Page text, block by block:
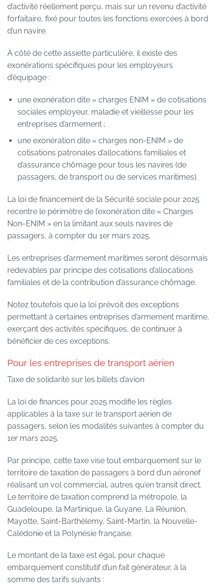
d’activité réellement perçu, mais sur un revenu d’activité
forfaitaire, fixé pour toutes les fonctions exercées à bord
d’un navire.
À côté de cette assiette particulière, il existe des
exonérations spécifiques pour les employeurs
d’équipage :
une exonération dite « charges ENIM » de cotisations
sociales employeur, maladie et vieillesse pour les
entreprises d’armement ;
une exonération dite « charges non-ENIM » de
cotisations patronales d’allocations familiales et
d’assurance chômage pour tous les navires (de
passagers, de transport ou de services maritimes).
La loi de financement de la Sécurité sociale pour 2025
recentre le périmètre de l’exonération dite « Charges
Non-ENIM » en la limitant aux seuls navires de
passagers, à compter du 1er mars 2025.
Les entreprises d’armement maritimes seront désormais
redevables par principe des cotisations d’allocations
familiales et de la contribution d’assurance chômage.
Notez toutefois que la loi prévoit des exceptions
permettant à certaines entreprises d’armement maritime,
exerçant des activités spécifiques, de continuer à
bénéficier de ces exceptions.
Pour les entreprises de transport aérien
Taxe de solidarité sur les billets d’avion
La loi de finances pour 2025 modifie les règles
applicables à la taxe sur le transport aérien de
passagers, selon les modalités suivantes à compter du
1er mars 2025.
Par principe, cette taxe vise tout embarquement sur le
territoire de taxation de passagers à bord d’un aéronef
réalisant un vol commercial, autres qu’en transit direct.
Le territoire de taxation comprend la métropole, la
Guadeloupe, la Martinique, la Guyane, La Réunion,
Mayotte, Saint-Barthélemy, Saint-Martin, la Nouvelle-
Calédonie et la Polynésie française.
Le montant de la taxe est égal, pour chaque
embarquement constitutif d’un fait générateur, à la
somme des tarifs suivants :